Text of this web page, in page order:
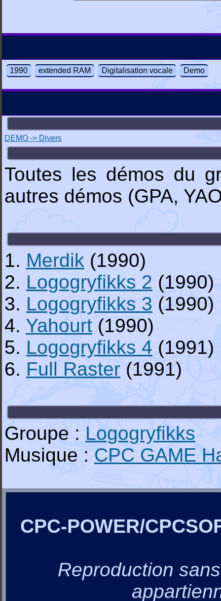
1990 extended RAM Digitalisation vocale Demo
DEMO -> Divers
Toutes les démos du
autres démos (GPA,
1. Merdik (1990)
2. Logogryfikks 2 (1990)
3. Logogryfikks 3 (1990)
4. Yahourt (1990)
5. Logogryfikks 4 (1991)
6. Full Raster (1991)
Groupe : Logogryfikks
Musique : CPC GAME
CPC-POWER/
Reproduction